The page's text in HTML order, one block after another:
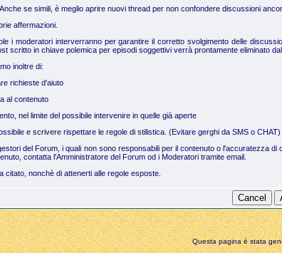
se simili, è meglio aprire nuovi thread per non confondere discussioni
affermazioni.
i moderatori interverranno per garantire il corretto svolgimento delle
scritto in chiave polemica per episodi soggettivi verrà prontamente eliminato
inoltre di:
richieste d'aiuto
al contenuto
nel limite del possibile intervenire in quelle già aperte
e scrivere rispettare le regole di stilistica. (Evitare gerghi da SMS o CHAT)
del Forum, i quali non sono responsabili per il contenuto o
contatta l'Amministratore del Forum od i Moderatori tramite email.
nonchè di attenerti alle regole esposte.
Questa pagina è stata